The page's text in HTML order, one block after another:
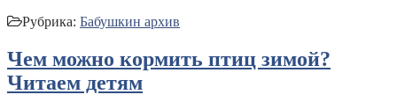
Рубрика: Бабушкин архив
Чем можно кормить птиц зимой?
Читаем детям